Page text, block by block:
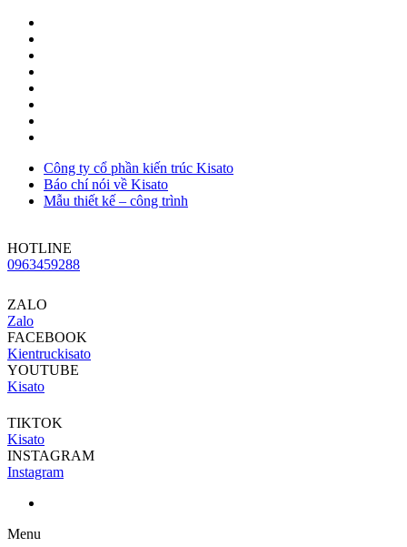
Công ty cổ phần kiến trúc Kisato
Báo chí nói về Kisato
Mẫu thiết kế – công trình
HOTLINE
0963459288
ZALO
Zalo
FACEBOOK
Kientruckisato
YOUTUBE
Kisato
TIKTOK
Kisato
INSTAGRAM
Instagram
Menu